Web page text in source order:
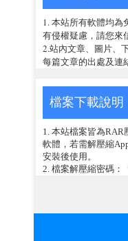
1. 本站所有軟體均為
有侵權疑慮，請您來
2.站內文章、圖片、
每篇文章的出處及連
檔案下載說明
1. 本站檔案皆為
軟體，若需解壓縮
安裝後使用。
2. 檔案解壓縮密碼：